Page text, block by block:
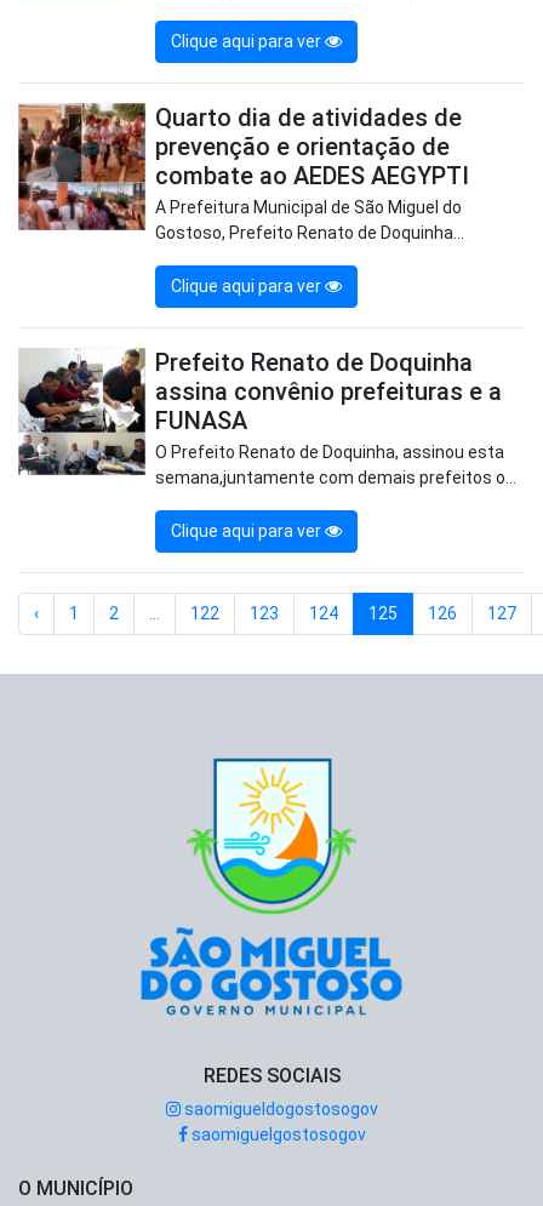
Clique aqui para ver
Quarto dia de atividades de
prevenção e orientação de
combate ao AEDES AEGYPTI
A Prefeitura Municipal de São Miguel do
Gostoso, Prefeito Renato de Doquinha...
Clique aqui para ver
Prefeito Renato de Doquinha
assina convênio prefeituras e a
FUNASA
O Prefeito Renato de Doquinha, assinou esta
semana,juntamente com demais prefeitos o...
Clique aqui para ver
‹ 1 2 122 123 124 125 126 127
REDES SOCIAIS
saomigueldogostosogov
saomiguelgostosogov
O MUNICÍPIO